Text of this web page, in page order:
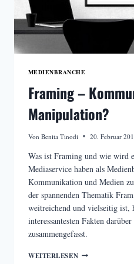
MEDIENBRANCHE
Framing –
Manipulation?
Von Benita Tinodi 20. Februar
Was ist Framing und wie wird
Mediaservice haben als
Kommunikation und Medien
der spannenden Thematik
weitreichend und vielseitig ist,
interessantesten Fakten
zusammengefasst.
WEITERLESENFRAMING